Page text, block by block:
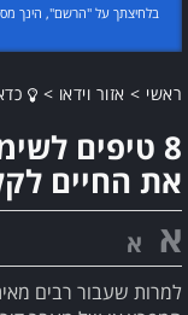
בלחיצתך על "הרשם", הינך
ראשי > אזור וידאו >
8 טיפים
את החיים
א א
למרות שעבור רבים